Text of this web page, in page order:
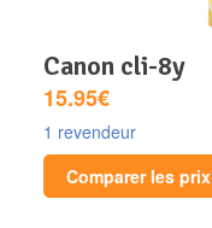
canon cli-8y
15.95€
1 revendeur
Comparer les prix